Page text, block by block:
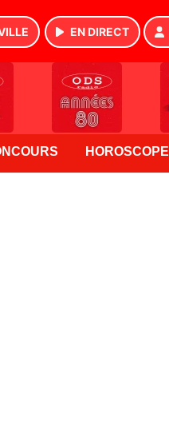
EN DIRECT
HOROSCOPE